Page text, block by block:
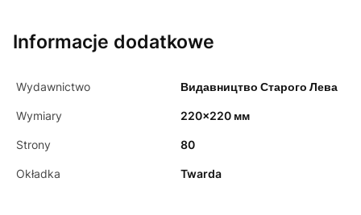
Informacje dodatkowe
Wydawnictwo Видавництво Старого Лева
Wymiary 220x220 мм
Strony 80
Okładka Twarda